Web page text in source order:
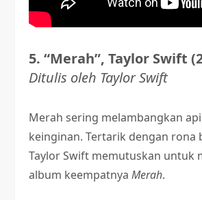
5. “Merah”, Taylor Swift
Ditulis oleh Taylor Swift
Merah sering melambangkan
keinginan. Tertarik dengan rona
Taylor Swift memutuskan untuk
album keempatnya Merah.